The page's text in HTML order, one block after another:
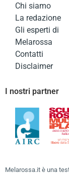
Chi siamo
La redazione
Gli esperti di
Melarossa
Contatti
Disclaimer
I nostri partner
Melarossa.it è una